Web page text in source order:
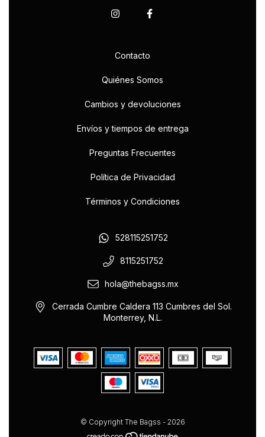
Contacto
Quiénes Somos
Cambios y devoluciones
Envíos y tiempos de entrega
Preguntas Frecuentes
Política de Privacidad
Términos y Condiciones
528115251752
8115251752
hola@thebagss.mx
Cerrada Cumbre Caldera 113 Cumbres del Sol.
Monterrey, N.L.
© Copyright The Bagss - 2026